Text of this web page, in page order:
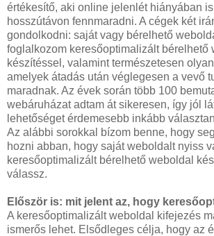
értékesítő, aki online jelenlét hiányában
hosszútávon fennmaradni. A cégek két
gondolkodni: saját vagy bérelhető
foglalkozom keresőoptimalizált bérelhető
készítéssel, valamint természetesen
amelyek átadás után véglegesen a vevő
maradnak. Az évek során több 100
webáruházat adtam át sikeresen, így jól
lehetőséget érdemesebb inkább
Az alábbi sorokkal bízom benne, hogy
hozni abban, hogy saját weboldalt nyiss
keresőoptimalizált bérelhető weboldal
válassz.
Először is: mit jelent az, hogy
A keresőoptimalizált weboldal kifejezés
ismerős lehet. Elsődleges célja, hogy az